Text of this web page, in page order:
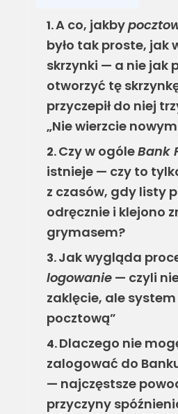
1.A co, jakby
było tak proste, jak
skrzynki — a nie jak
otworzyć tę
przyczepił do niej
„Nie wierzcie
2.Czy w ogóleBank
istnieje — czy to
z czasów, gdy listy
odręcznie i klejono
grymasem?
3.Jak wygląda
logowanie— czyli
zaklęcie, ale system
pocztową”
4.Dlaczego nie
zalogować do
— najczęstsze
przyczyny